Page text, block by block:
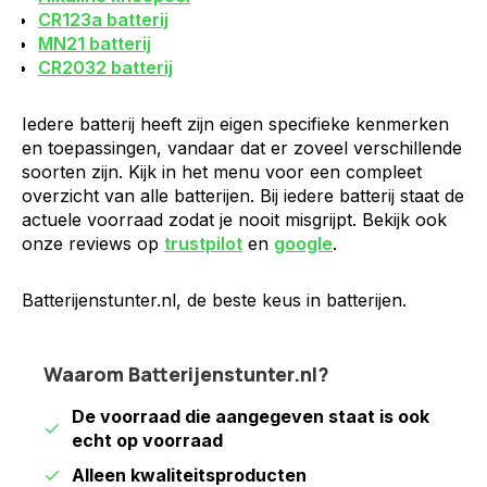
CR123a batterij
MN21 batterij
CR2032 batterij
Iedere batterij heeft zijn eigen specifieke kenmerken
en toepassingen, vandaar dat er zoveel verschillende
soorten zijn. Kijk in het menu voor een compleet
overzicht van alle batterijen. Bij iedere batterij staat de
actuele voorraad zodat je nooit misgrijpt. Bekijk ook
onze reviews op trustpilot en google.
Batterijenstunter.nl, de beste keus in batterijen.
Waarom Batterijenstunter.nl?
De voorraad die aangegeven staat is ook
echt op voorraad
Alleen kwaliteitsproducten